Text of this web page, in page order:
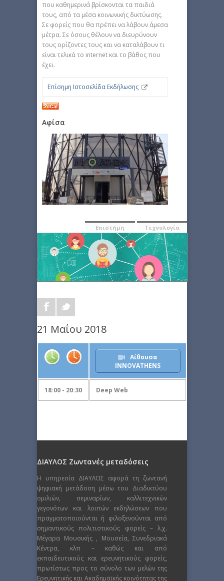
που καθημερινά βρίσκονται τα παιδιά
τους, από τα μέσα κοινωνικής δικτύωσης.
Σε φορείς που θα πρέπει να λάβουν άμεσα
μέτρα. Σε όσους θέλουν να διευρύνουν
τους ορίζοντες τους και να καταλάβουν τι
είναι τελικά το internet και το βάθος που
έχει.
Επίσημη Ιστοσελίδα Εκδήλωσης
Αφίσα
Τεχνολογία
Επιστήμη
21 Μαΐου 2018
Αίθουσα
INNOVATHENS
18:00 - 20:30 Deep Web
ΔΙΑΥΛΟΣ Ζωντανές μεταδόσεις
Η υπηρεσία ΔΙΑΥΛΟΣ αφορά τη ζωντανή
ψηφιακή μετάδοση μέσω του Διαδικτύου
ομιλιών, σεμιναρίων, καλλιτεχνικών
γεγονότων και λοιπών εκδηλώσεων που
πραγματοποιούνται ή φιλοξενούνται από
σημαντικούς πολιτιστικούς φορείς – λ.χ.
Μέγαρα Μουσικής , Μουσεία, Συνεδριακά
Κέντρα, κλπ – καθώς και από
εκπαιδευτικούς και ερευνητικούς φορείς,
πρωτίστως προς το σύνολο των μελών της
Ερευνητικής και Ακαδημαϊκής κοινότητας της